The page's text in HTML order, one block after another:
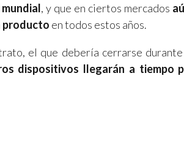
, y que en ciertos mercados
producto en todos estos años.
el que debería cerrarse durante
dispositivos llegarán a tiempo